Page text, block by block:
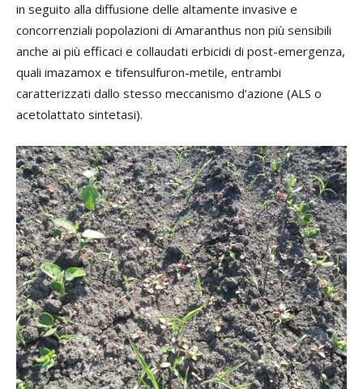
in seguito alla diffusione delle altamente invasive e
concorrenziali popolazioni di Amaranthus non più sensibili
anche ai più efficaci e collaudati erbicidi di post-emergenza,
quali imazamox e tifensulfuron-metile, entrambi
caratterizzati dallo stesso meccanismo d’azione (ALS o
acetolattato sintetasi).